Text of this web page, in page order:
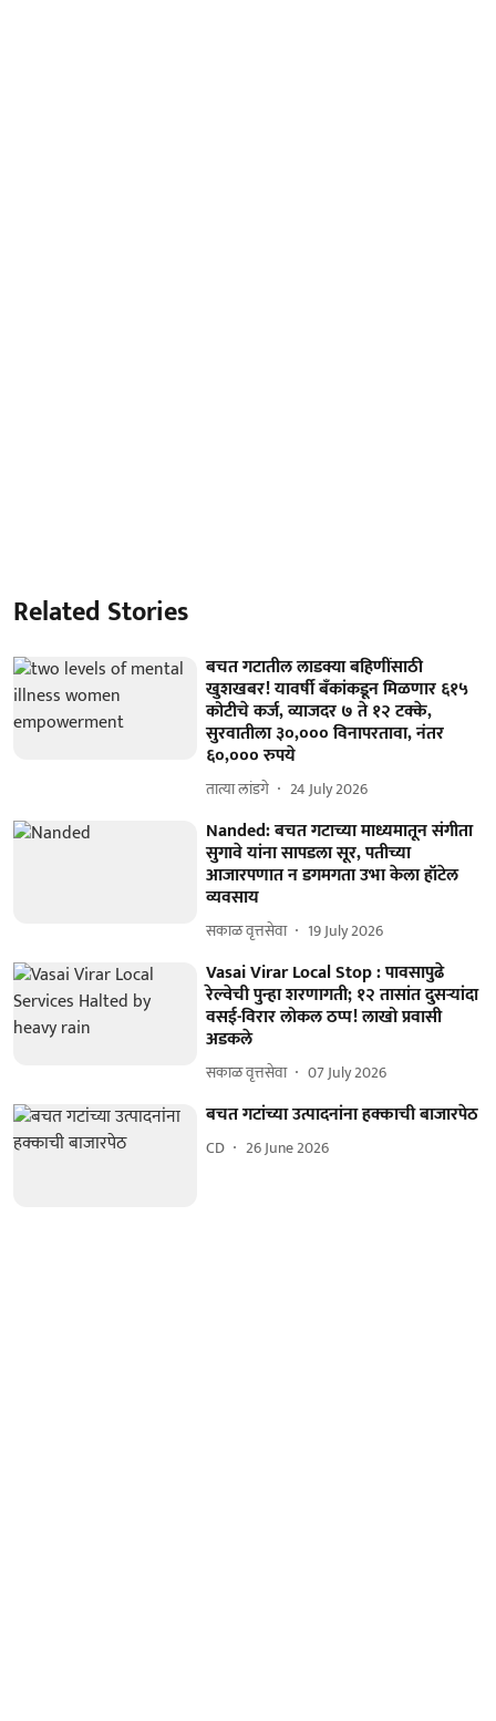
Related Stories
बचत गटातील लाडक्या बहिणींसाठी
खुशखबर! यावर्षी बॅंकांकडून मिळणार ६१५
कोटीचे कर्ज, व्याजदर ७ ते १२ टक्के,
सुरवातीला ३०,००० विनापरतावा, नंतर
६०,००० रुपये
तात्या लांडगे 24 July 2026
Nanded: बचत गटाच्या माध्यमातून संगीता
सुगावे यांना सापडला सूर, पतीच्या
आजारपणात न डगमगता उभा केला हॉटेल
व्यवसाय
सकाळ वृत्तसेवा 19 July 2026
Vasai Virar Local Stop : पावसापुढे
रेल्वेची पुन्हा शरणागती; १२ तासांत दुसऱ्यांदा
वसई-विरार लोकल ठप्प! लाखो प्रवासी
अडकले
सकाळ वृत्तसेवा 07 July 2026
बचत गटांच्या उत्पादनांना हक्काची बाजारपेठ
CD 26 June 2026